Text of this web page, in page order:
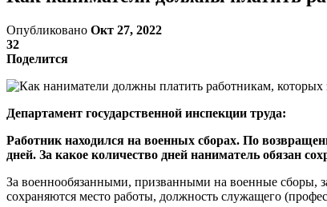
Опубликовано Окт 27, 2022
32
Поделится
Департамент государственной инспекции труда:
Работник находился на военных сборах. По
дней. За какое количество дней наниматель обязан
За военнообязанными, призванными на военные сборы,
сохраняются место работы, должность служащего